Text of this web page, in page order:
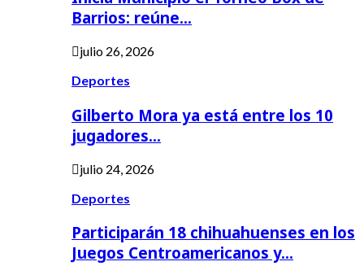
Barrios: reúne…
julio 26, 2026
Deportes
Gilberto Mora ya está entre los 10
jugadores…
julio 24, 2026
Deportes
Participarán 18 chihuahuenses en los
Juegos Centroamericanos y…